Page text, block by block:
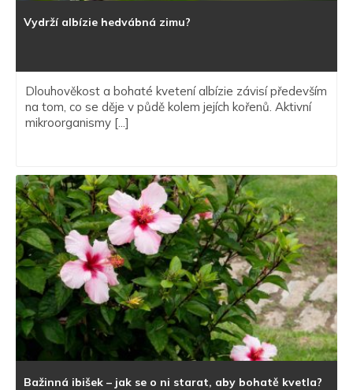
Vydrží albízie hedvábná zimu?
Dlouhověkost a bohaté kvetení albízie závisí především
na tom, co se děje v půdě kolem jejích kořenů. Aktivní
mikroorganismy [...]
Bažinná ibišek – jak se o ni starat, aby bohatě kvetla?